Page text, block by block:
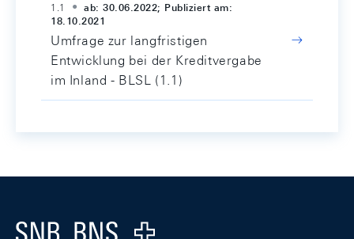
1.1
ab: 30.06.2022; Publiziert am:
18.10.2021
Umfrage zur langfristigen
Entwicklung bei der Kreditvergabe
im Inland - BLSL (1.1)
Logo